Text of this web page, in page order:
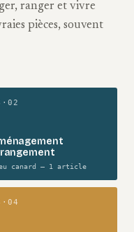
ranger et vivre
pièces, souvent
canard — 1 article